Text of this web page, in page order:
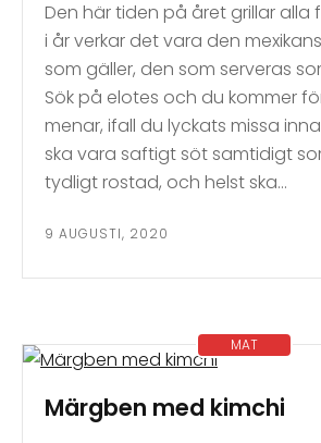
Den här tiden på året grillar alla
i år verkar det vara den
som gäller, den som serveras
Sök på elotes och du kommer
menar, ifall du lyckats missa
ska vara saftigt söt samtidigt
tydligt rostad, och helst ska…
9 AUGUSTI, 2020
MAT
Märgben med kimchi